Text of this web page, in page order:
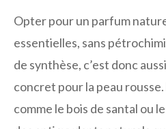
Opter pour un parfum
essentielles, sans
de synthèse, c’est donc
concret pour la peau
comme le bois de santal ou